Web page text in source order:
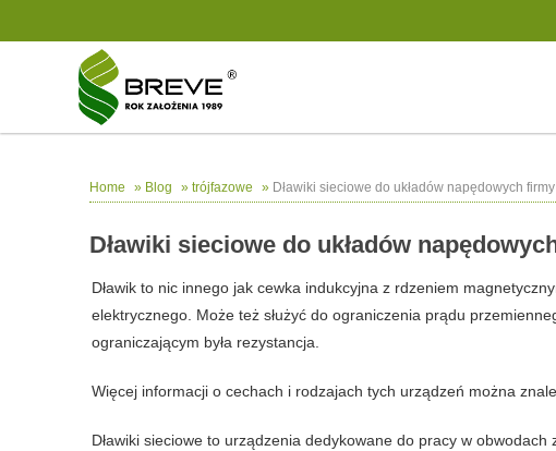
Home » Blog » trójfazowe » Dławiki sieciowe do układów napędowych
Dławiki sieciowe do układów
Dławik to nic innego jak cewka indukcyjna z rdzeniem
elektrycznego. Może też służyć do ograniczenia prądu
ograniczającym była rezystancja.
Więcej informacji o cechach i rodzajach tych urządzeń można
Dławiki sieciowe to urządzenia dedykowane do pracy w obwodach